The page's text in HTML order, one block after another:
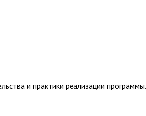
и практики реализации программы.